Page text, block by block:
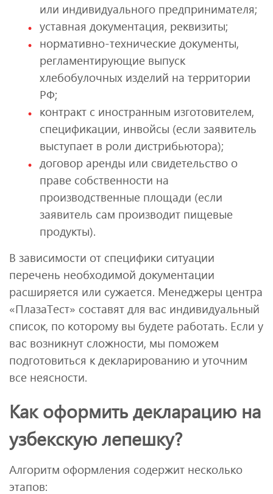
или индивидуального предпринимателя;
уставная документация, реквизиты;
нормативно-технические документы,
регламентирующие выпуск
хлебобулочных изделий на территории
РФ;
контракт с иностранным изготовителем,
спецификации, инвойсы (если заявитель
выступает в роли дистрибьютора);
договор аренды или свидетельство о
праве собственности на
производственные площади (если
заявитель сам производит пищевые
продукты).
В зависимости от специфики ситуации
перечень необходимой документации
расширяется или сужается. Менеджеры центра
«ПлазаТест» составят для вас индивидуальный
список, по которому вы будете работать. Если у
вас возникнут сложности, мы поможем
подготовиться к декларированию и уточним
все неясности.
Как оформить декларацию на
узбекскую лепешку?
Алгоритм оформления содержит несколько
этапов: